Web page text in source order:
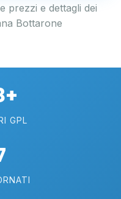
prezzi e dettagli dei
Bottarone
GPL